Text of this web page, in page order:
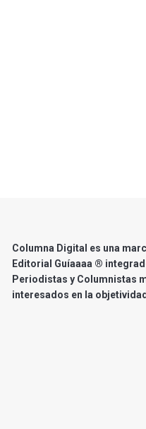
Columna Digital es una
Editorial Guíaaaa ®
Periodistas y Columnistas
interesados en la